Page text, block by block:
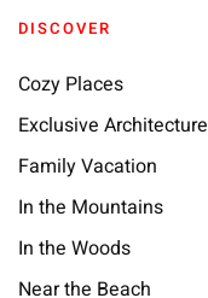
DISCOVER
Cozy Places
Exclusive Architecture
Family Vacation
In the Mountains
In the Woods
Near the Beach